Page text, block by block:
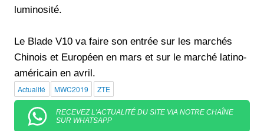
luminosité.
Le Blade V10 va faire son entrée sur les marchés
Chinois et Européen en mars et sur le marché latino-
américain en avril.
Actualité MWC2019 ZTE
RECEVEZ L'ACTUALITÉ DU SITE VIA NOTRE CHAÎNE
SUR WHATSAPP